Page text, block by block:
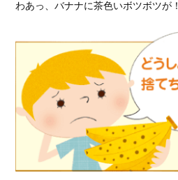
わあっ、バナナに茶色いボツボツが！